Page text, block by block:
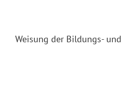
Weisung der Bildungs-